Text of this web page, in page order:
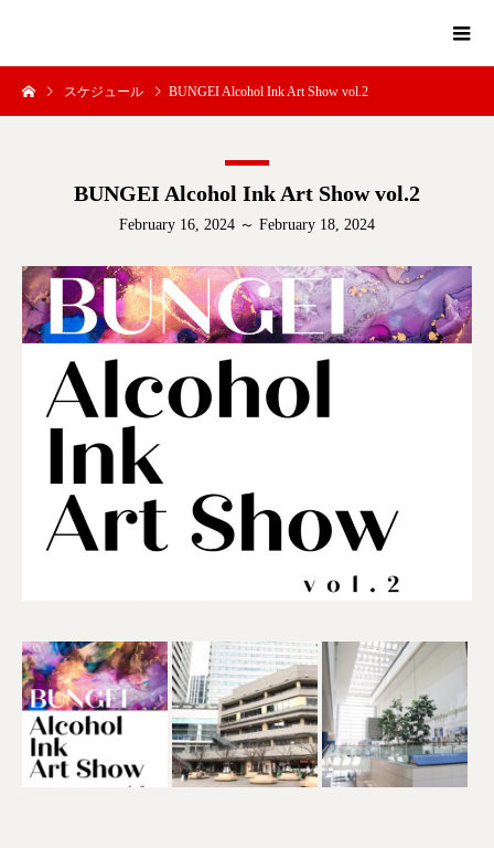
スケジュール BUNGEI Alcohol Ink Art Show vol.2
BUNGEI Alcohol Ink Art Show vol.2
February 16, 2024 ～ February 18, 2024